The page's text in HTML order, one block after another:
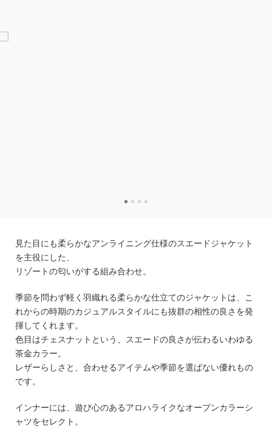
見た目にも柔らかなアンライニング仕様のスエードジャケット
を主役にした、
リゾートの匂いがする組み合わせ。
季節を問わず軽く羽織れる柔らかな仕立てのジャケットは、こ
れからの時期のカジュアルスタイルにも抜群の相性の良さを発
揮してくれます。
色目はチェスナットという、スエードの良さが伝わるいわゆる
茶金カラー。
レザーらしさと、合わせるアイテムや季節を選ばない優れもの
です。
インナーには、遊び心のあるアロハライクなオープンカラーシ
ャツをセレクト。